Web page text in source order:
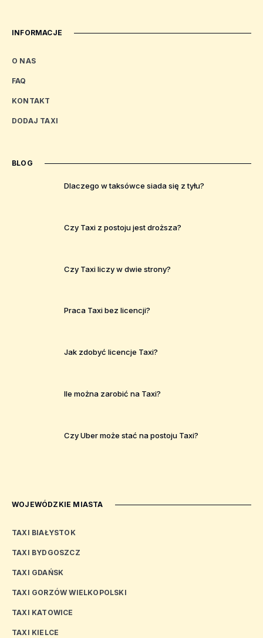
INFORMACJE
O NAS
FAQ
KONTAKT
DODAJ TAXI
BLOG
Dlaczego w taksówce siada się z tyłu?
Czy Taxi z postoju jest droższa?
Czy Taxi liczy w dwie strony?
Praca Taxi bez licencji?
Jak zdobyć licencje Taxi?
Ile można zarobić na Taxi?
Czy Uber może stać na postoju Taxi?
WOJEWÓDZKIE MIASTA
TAXI BIAŁYSTOK
TAXI BYDGOSZCZ
TAXI GDAŃSK
TAXI GORZÓW WIELKOPOLSKI
TAXI KATOWICE
TAXI KIELCE